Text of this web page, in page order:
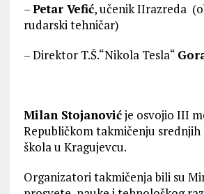
–Petar Vefić, učenik IIrazreda
rudarski tehničar)
– Direktor T.Š.“Nikola Tesla“
Milan Stojanovićje osvojio III
Republičkom takmičenju srednjih
škola u Kragujevcu.
Organizatori takmičenja bili su